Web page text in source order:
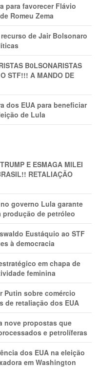
para favorecer Flávio
Romeu Zema
de Jair Bolsonaro
B0LSONARlSTAS
STF!!! A MANDO DE
dos EUA para beneficiar
de Lula
E ESMAGA MILEI
RETALIAÇÃO
governo Lula garante
produção de petróleo
Eustáquio ao STF
à democracia
em chapa de
feminina
Putin sobre comércio
de retaliação dos EUA
nove propostas que
e petrolíferas
dos EUA na eleição
em Washington